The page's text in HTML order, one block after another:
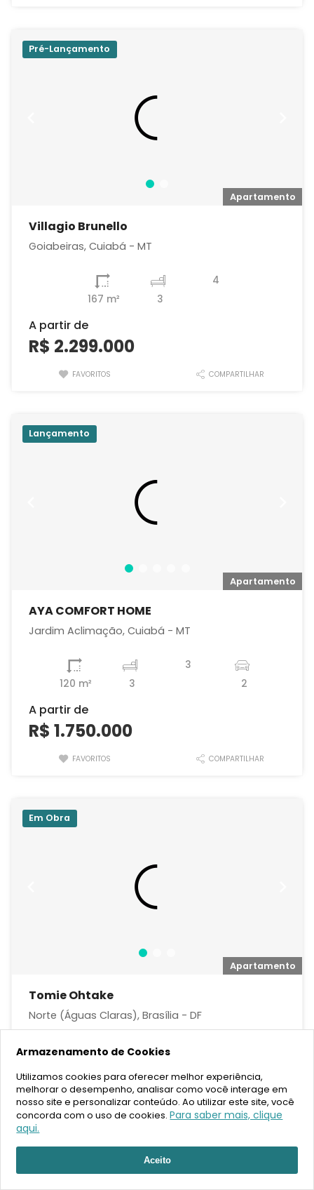
Apartamento
Pré-Lançamento
Villagio Brunello
Goiabeiras, Cuiabá - MT
167 m² 3
4
A partir de
R$ 2.299.000
FAVORITOS COMPARTILHAR
Apartamento
Lançamento
AYA COMFORT HOME
Jardim Aclimação, Cuiabá - MT
120 m² 3
3
2
A partir de
R$ 1.750.000
FAVORITOS COMPARTILHAR
Apartamento
Em Obra
Tomie Ohtake
Norte (Águas Claras), Brasília - DF
2,3,4,5 ou
Sob Consulta
Armazenamento de Cookies
Utilizamos cookies para oferecer melhor experiência,
melhorar o desempenho, analisar como você interage em
nosso site e personalizar conteúdo. Ao utilizar este site, você
concorda com o uso de cookies.Para saber mais, clique
aqui.
Aceito